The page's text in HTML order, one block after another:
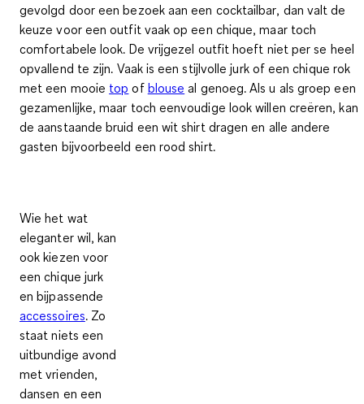
gevolgd door een bezoek aan een cocktailbar, dan valt de
keuze voor een outfit vaak op een chique, maar toch
comfortabele look. De vrijgezel outfit hoeft niet per se heel
opvallend te zijn. Vaak is een stijlvolle jurk of een chique rok
met een mooie top of blouse al genoeg. Als u als groep een
gezamenlijke, maar toch eenvoudige look willen creëren, kan
de aanstaande bruid een wit shirt dragen en alle andere
gasten bijvoorbeeld een rood shirt.
Wie het wat
eleganter wil, kan
ook kiezen voor
een chique jurk
en bijpassende
accessoires. Zo
staat niets een
uitbundige avond
met vrienden,
dansen en een